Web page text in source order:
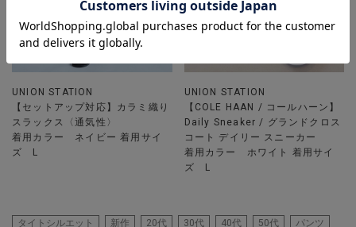
UNION STATION
【セットアップ対応】カラミ織り
スラックス〈通気性〉
着用カラー ネイビー 着用サイ
ズ L
UNION STATION
【COLE HAAN / コールハーン】
Daily Sneaker / グランドクロス
コート デイリー スニーカー
着用カラー ホワイト 着用サイ
ズ L
タイトシルエット 新作 20代 30代 40代 50代
パンツ